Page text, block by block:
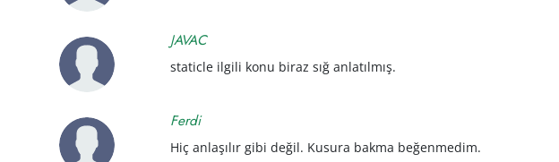
JAVAC
staticle ilgili konu biraz sığ anlatılmış.
Ferdi
Hiç anlaşılır gibi değil. Kusura bakma beğenmedim.